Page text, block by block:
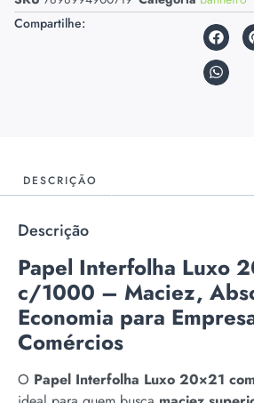
Compartilhe:
DESCRIÇÃO
Descrição
Papel Interfolha Luxo
c/1000 – Maciez,
Economia para
Comércios
O Papel Interfolha Luxo 20×21